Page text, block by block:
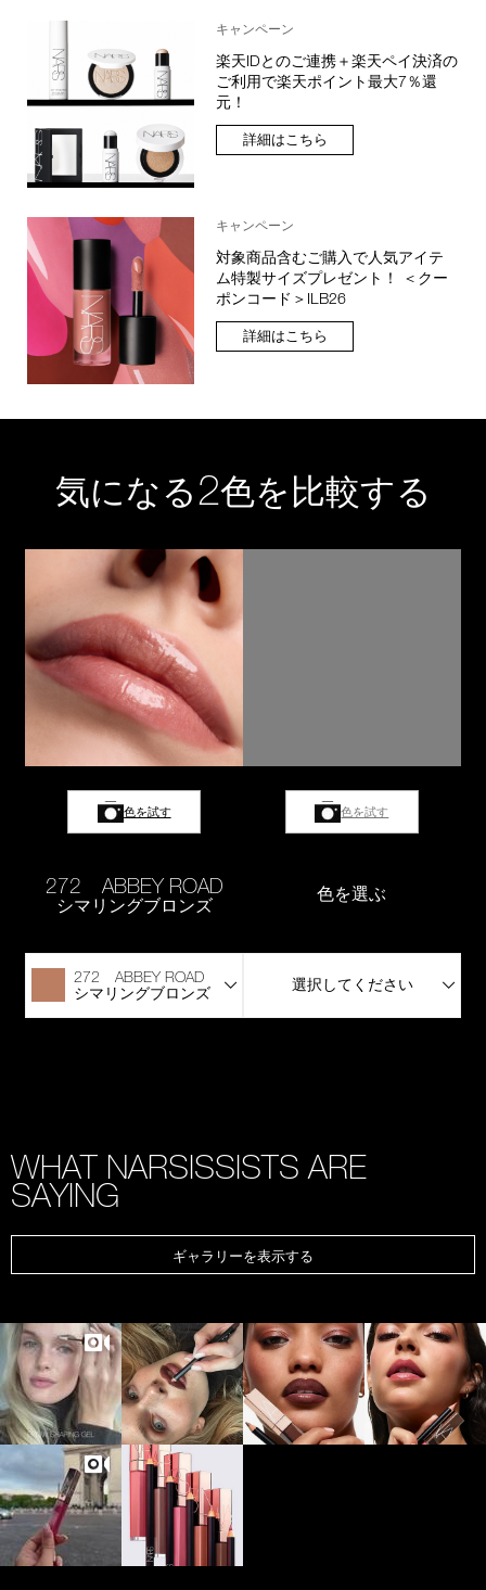
キャンペーン
楽天IDとのご連携＋楽天ペイ決済の
ご利用で楽天ポイント最大7％還
元！
詳細はこちら
キャンペーン
対象商品含むご購入で人気アイテ
ム特製サイズプレゼント！ ＜クー
ポンコード＞ILB26
詳細はこちら
気になる2色を比較する
色を試す
272 ABBEY ROAD
シマリングブロンズ
272 ABBEY ROAD
シマリングブロンズ
色を試す
色を選ぶ
選択してください
WHAT NARSISSISTS ARE
SAYING
ギャラリーを表示する